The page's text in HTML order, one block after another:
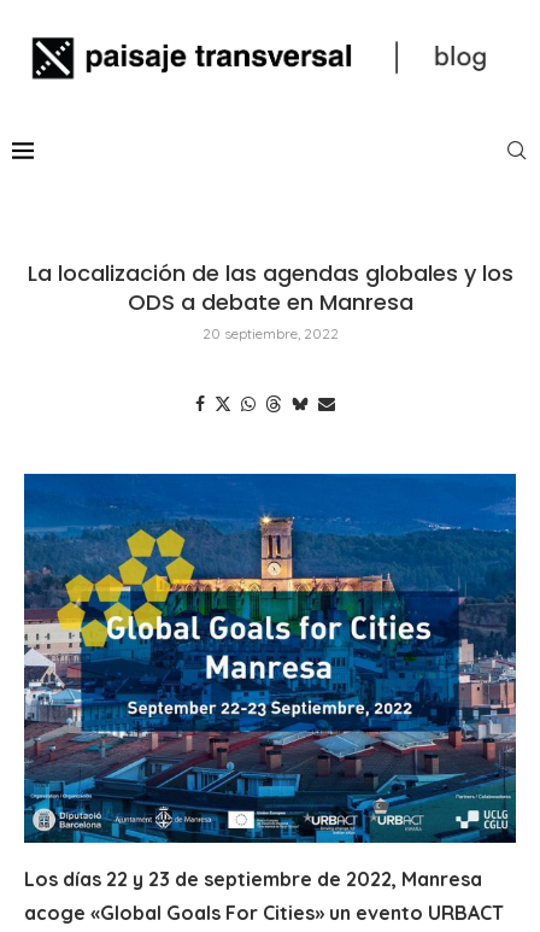
La localización de las agendas globales y los
ODS a debate en Manresa
20 septiembre, 2022
Los días 22 y 23 de septiembre de 2022, Manresa
acoge «Global Goals For Cities» un evento URBACT